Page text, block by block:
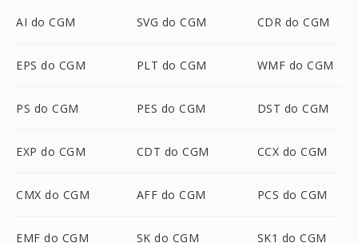
AI do CGM SVG do CGM CDR do CGM
EPS do CGM PLT do CGM WMF do CGM
PS do CGM PES do CGM DST do CGM
EXP do CGM CDT do CGM CCX do CGM
CMX do CGM AFF do CGM PCS do CGM
EMF do CGM SK do CGM SK1 do CGM